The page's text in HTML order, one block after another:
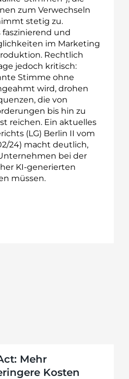
zum Verwechseln
stetig zu.
faszinierend und
im Marketing
Rechtlich
jedoch kritisch:
Stimme ohne
wird, drohen
die von
bis hin zu
reichen. Ein aktuelles
(LG) Berlin II vom
24) macht deutlich,
bei der
KI-generierten
müssen.
Mehr
Kosten